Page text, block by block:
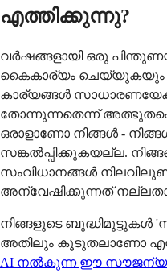
എത്തിക്കുന്നു?
വർഷങ്ങളായി ഒരു
കൈകാര്യം ചെയ്യുകയും
കാര്യങ്ങൾ
തോന്നുന്നതെന്ന്
ഒരാളാണോ നിങ്ങൾ -
സങ്കൽപ്പിക്കുകയല്ല.
സംവിധാനങ്ങൾ
അന്വേഷിക്കുന്നത്
നിങ്ങളുടെ
അതിലും കൂടുതലാണോ എന്ന്
AI നൽകുന്ന ഈ സൗജന്യ